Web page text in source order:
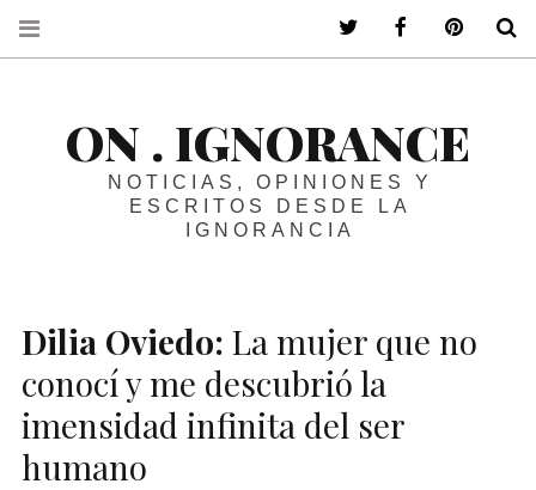
ON . IGNORANCE
NOTICIAS, OPINIONES Y
ESCRITOS DESDE LA
IGNORANCIA
Dilia Oviedo: La mujer que no
conocí y me descubrió la
imensidad infinita del ser
humano
ir a mi twitterir a mi facebook
ir a mi